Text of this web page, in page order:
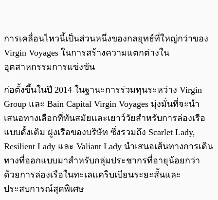
การเคลื่อนไหวนี้เป็นส่วนหนึ่งของกลยุทธ์ที่ใหญ่กว่าของ
Virgin Voyages ในการสร้างความแตกต่างใน
อุตสาหกรรมการแข่งขัน
ก่อตั้งขึ้นในปี 2014 ในฐานะการร่วมทุนระหว่าง Virgin
Group และ Bain Capital Virgin Voyages มุ่งมั่นที่จะนำ
เสนอทางเลือกที่ทันสมัยและเยาว์วัยสำหรับการล่องเรือ
แบบดั้งเดิม ฝูงเรือของบริษัท ซึ่งรวมถึง Scarlet Lady,
Resilient Lady และ Valiant Lady นำเสนอเส้นทางการเดิน
ทางที่ออกแบบมาสำหรับกลุ่มประชากรที่อายุน้อยกว่า
ด้วยการล่องเรือในทะเลแคริบเบียนระยะสั้นและ
ประสบการณ์สุดพิเศษ